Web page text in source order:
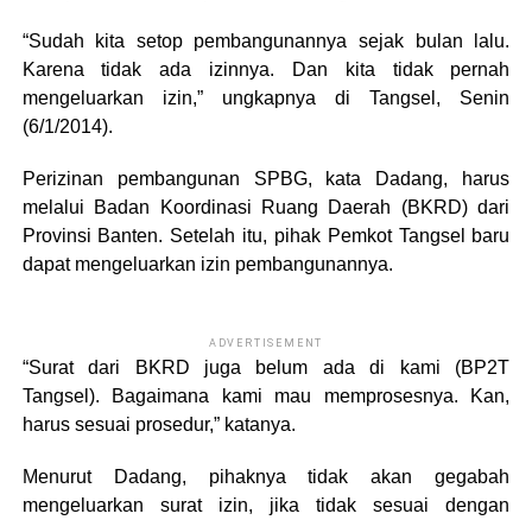
“Sudah kita setop pembangunannya sejak bulan lalu.
Karena tidak ada izinnya. Dan kita tidak pernah
mengeluarkan izin,” ungkapnya di Tangsel, Senin
(6/1/2014).
Perizinan pembangunan SPBG, kata Dadang, harus
melalui Badan Koordinasi Ruang Daerah (BKRD) dari
Provinsi Banten. Setelah itu, pihak Pemkot Tangsel baru
dapat mengeluarkan izin pembangunannya.
ADVERTISEMENT
“Surat dari BKRD juga belum ada di kami (BP2T
Tangsel). Bagaimana kami mau memprosesnya. Kan,
harus sesuai prosedur,” katanya.
Menurut Dadang, pihaknya tidak akan gegabah
mengeluarkan surat izin, jika tidak sesuai dengan